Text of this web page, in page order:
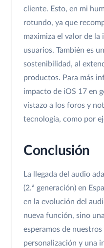
cliente. Esto, en mi
rotundo, ya que
maximiza el valor de
usuarios. También es
sostenibilidad, al
productos. Para más
impacto de iOS 17 en
vistazo a los foros y
tecnología, como por
Conclusión
La llegada del audio
(2.ª generación) en
en la evolución del
nueva función, sino
esperamos de
personalización y una